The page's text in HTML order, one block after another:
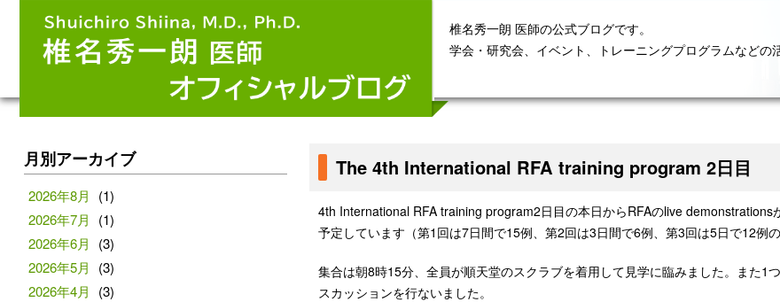
椎名秀一朗 医師の公式ブログです。
学会・研究会、イベント、トレーニングプログラムなどの
The 4th International RFA training program 2日目
4th International RFA training program2日目の本日からRFAのlive
予定しています（第1回は7日間で15例、第2回は3日間で6例、第3回は5日で12例
集合は朝8時15分、全員が順天堂のスクラブを着用して見学に臨みました。また1
スカッションを行ないました。
月別アーカイブ
2026年8月
(1)
2026年7月
(1)
2026年6月
(3)
2026年5月
(3)
2026年4月
(3)